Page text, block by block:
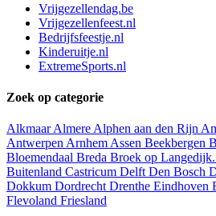
Vrijgezellendag.be
Vrijgezellenfeest.nl
Bedrijfsfeestje.nl
Kinderuitje.nl
ExtremeSports.nl
Zoek op categorie
Alkmaar Almere Alphen aan den Rijn
Antwerpen Arnhem Assen Beekbergen
Bloemendaal Breda Broek op Langedijk.
Buitenland Castricum Delft Den Bosch
Dokkum Dordrecht Drenthe Eindhoven
Flevoland Friesland